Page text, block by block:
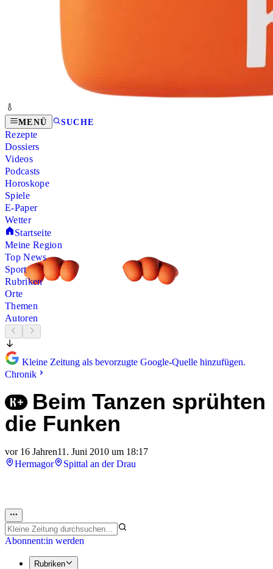
MENÜ SUCHE
Rezepte
Dossiers
Videos
Podcasts
Horoskope
Spiele
E-Paper
Wetter
Startseite
Meine Region
Top News
Sport
Rubriken
Orte
Themen
Autoren
Kleine Zeitung als bevorzugte Google-Quelle hinzufügen.
Chronik
Beim Tanzen sprühten
die Funken
vor 16 Jahren11. Juni 2010 um 18:17
Hermagor
Spittal an der Drau
Abonnent:in werden
Rubriken